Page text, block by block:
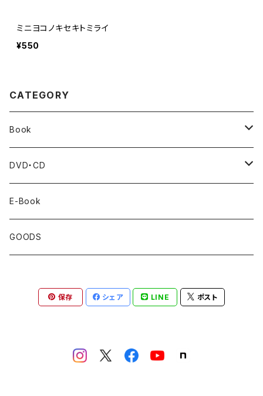
ミニヨコノキセキトミライ
¥550
CATEGORY
Book
BankART1929's Activities
Artist Book
Exhibition Catalogue
Over35
DVD・CD
Cafe Live
E-Book
GOODS
保存 シェア LINE ポスト